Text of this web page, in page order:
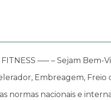
—– – Sejam Bem-
Embreagem,
normas nacionais e